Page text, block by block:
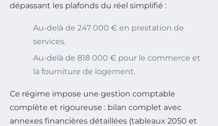
dépassant les plafonds du réel simplifié :
Au-delà de 247 000 € en prestation de
services.
Au-delà de 818 000 € pour le commerce et
la fourniture de logement.
Ce régime impose une gestion comptable
complète et rigoureuse : bilan complet avec
annexes financières détaillées (tableaux 2050 et